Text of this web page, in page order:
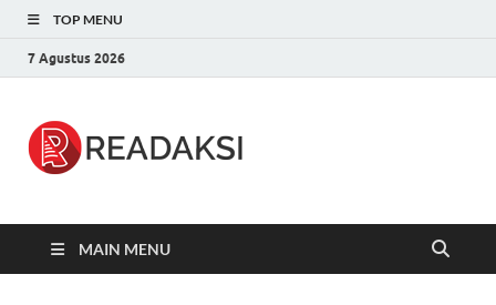
TOP MENU
7 Agustus 2026
MAIN MENU